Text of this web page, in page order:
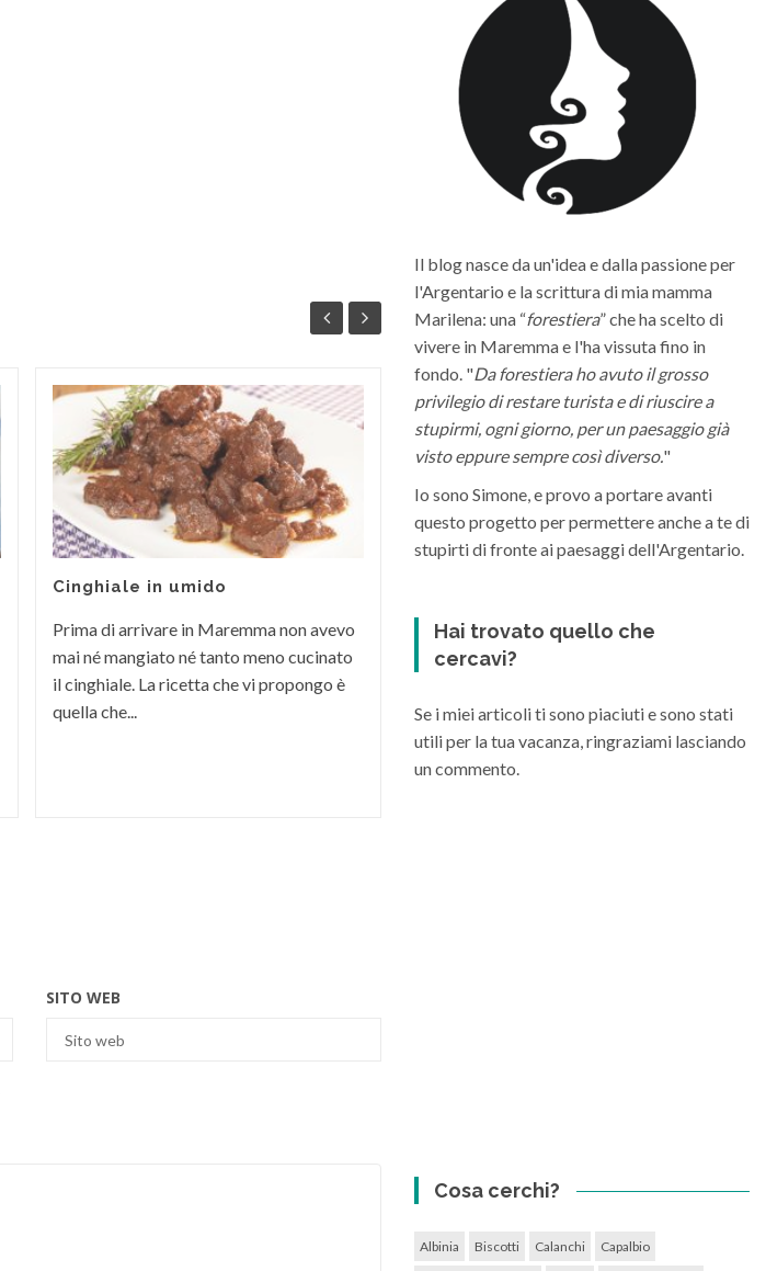
Cinghiale in umido
Prima di arrivare in Maremma non avevo
mai né mangiato né tanto meno cucinato
il cinghiale. La ricetta che vi propongo è
quella che...
Quali sono i migliori vini della
Maremma Toscana
condizioni climatiche e morfologiche del
suo territorio, riesce a dare vita a grandi
vini di varia...
SITO WEB
Il blog nasce da un'idea e dalla passione per
l'Argentario e la scrittura di mia mamma
Marilena: una “forestiera” che ha scelto di
vivere in Maremma e l'ha vissuta fino in
fondo. "Da forestiera ho avuto il grosso
privilegio di restare turista e di riuscire a
stupirmi, ogni giorno, per un paesaggio già
visto eppure sempre così diverso."
Io sono Simone, e provo a portare avanti
questo progetto per permettere anche a te di
stupirti di fronte ai paesaggi dell'Argentario.
Hai trovato quello che
cercavi?
Se i miei articoli ti sono piaciuti e sono stati
utili per la tua vacanza, ringraziami lasciando
un commento.
Cosa cerchi?
Albinia Biscotti Calanchi Capalbio